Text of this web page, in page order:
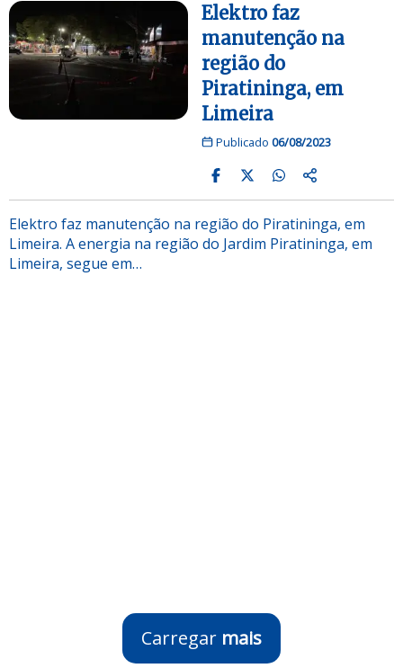
Elektro faz
manutenção na
região do
Piratininga, em
Limeira
Publicado 06/08/2023
Elektro faz manutenção na região do Piratininga, em
Limeira. A energia na região do Jardim Piratininga, em
Limeira, segue em…
Carregar mais